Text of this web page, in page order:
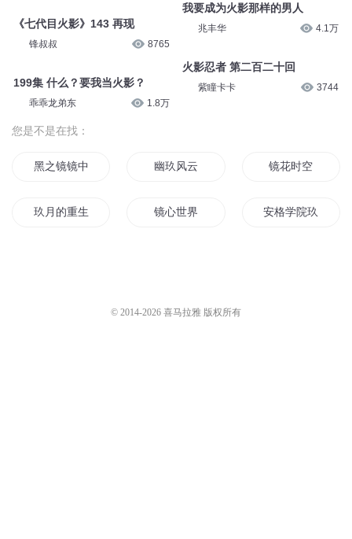
《七代目火影》143 再现
锋叔叔 8765
199集 什么？要我当火影？
乖乖龙弟东 1.8万
我要成为火影那样的男人
兆丰华 4.1万
火影忍者 第二百二十回
紫瞳卡卡 3744
您是不是在找：
黑之镜镜中白 幽玖风云 镜花时空
玖月的重生之路 镜心世界 安格学院玖玖不
© 2014-2026 喜马拉雅 版权所有